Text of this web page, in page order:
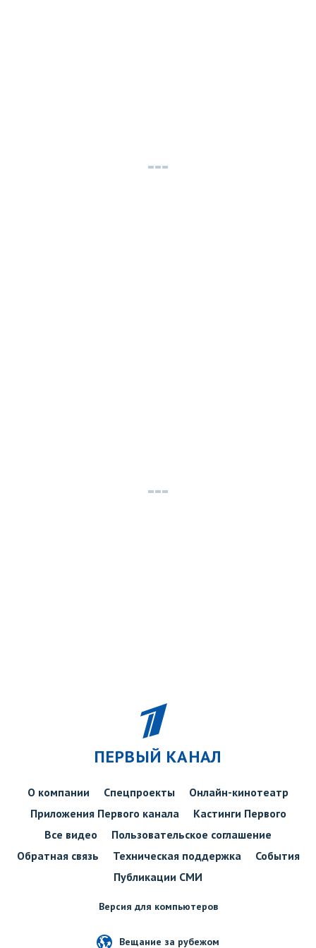
ПЕРВЫЙ КАНАЛ
О компании Спецпроекты
Онлайн-кинотеатр
Приложения Первого канала
Кастинги Первого
Все видео
Пользовательское соглашение
Обратная связь
Техническая поддержка
События
Публикации СМИ
Версия для компьютеров
Вещание за рубежом